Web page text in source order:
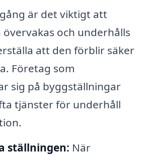
är det viktigt att
och underhålls
att den förblir säker
Företag som
sig på byggställningar
tjänster för underhåll
ställningen: När